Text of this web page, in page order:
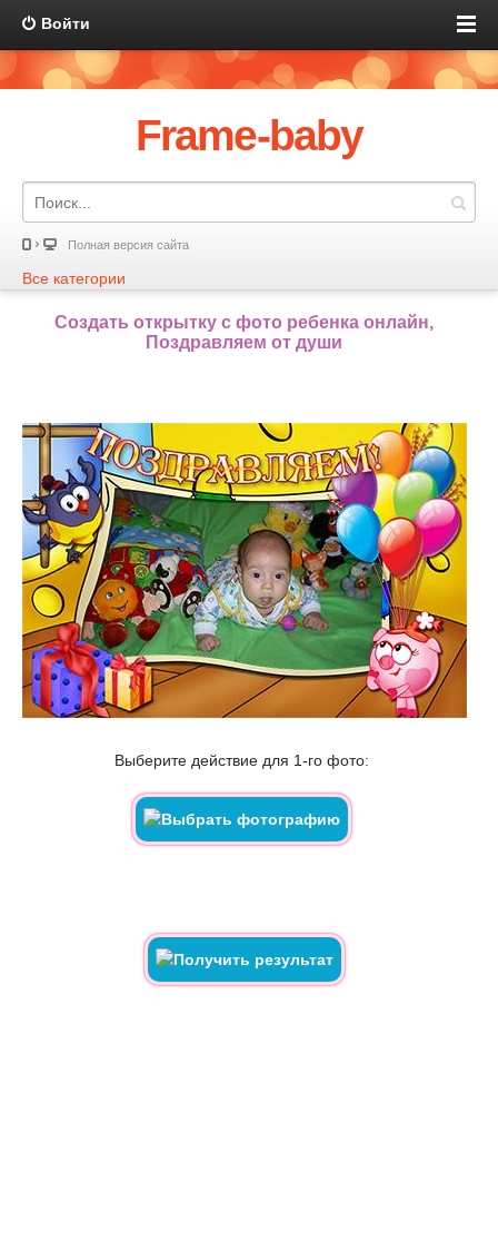
Войти
Frame-baby
Полная версия сайта
Все категории
Создать открытку с фото ребенка онлайн,
Поздравляем от души
Выберите действие для 1-го фото: